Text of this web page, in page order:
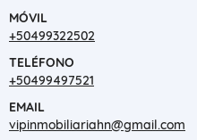
MÓVIL
+50499322502
TELÉFONO
+50499497521
EMAIL
vipinmobiliariahn@gmail.com